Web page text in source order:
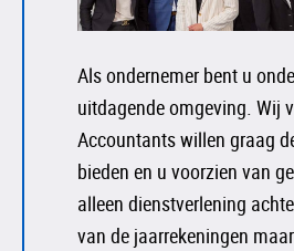
Als ondernemer bent u
uitdagende omgeving. Wij
Accountants willen graag
bieden en u voorzien van
alleen dienstverlening
van de jaarrekeningen